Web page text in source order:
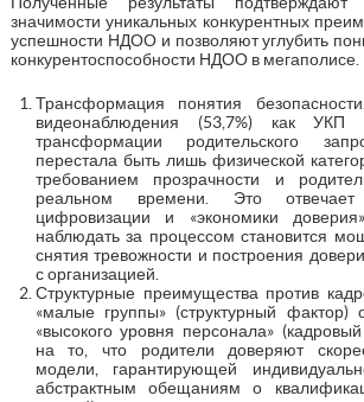
значимости уникальных конкурентных
успешности НДОО и позволяют углубить
конкурентоспособности НДОО в мегаполисе.
Трансформация понятия
видеонаблюдения (53,7%) как УКП
трансформации родительского
перестала быть лишь физической
требованием прозрачности и
реальном времени. Это
цифровизации и «экономики
наблюдать за процессом становится
снятия тревожности и построения
с организацией.
Структурные преимущества против
«малые группы» (структурный фактор)
«высокого уровня персонала»
на то, что родители доверяют
модели, гарантирующей
абстрактным обещаниям о